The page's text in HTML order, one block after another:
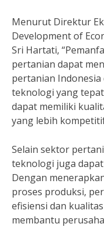
Menurut Direktur
Development of
Sri Hartati,
pertanian dapat
pertanian Indonesia
teknologi yang
dapat memiliki
yang lebih
Selain sektor
teknologi juga
Dengan
proses produksi,
efisiensi dan
membantu